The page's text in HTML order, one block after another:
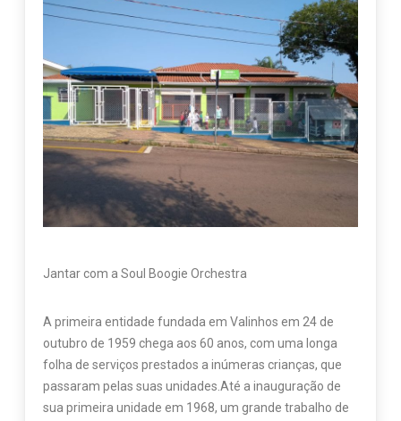
Jantar com a Soul Boogie Orchestra
A primeira entidade fundada em Valinhos em 24 de
outubro de 1959 chega aos 60 anos, com uma longa
folha de serviços prestados a inúmeras crianças, que
passaram pelas suas unidades.Até a inauguração de
sua primeira unidade em 1968, um grande trabalho de